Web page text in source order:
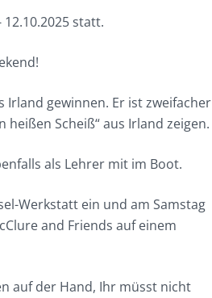
statt.
Irland gewinnen. Er ist zweifacher
Scheiß“ aus Irland zeigen.
als Lehrer mit im Boot.
Werkstatt ein und am Samstag
and Friends auf einem
auf der Hand, Ihr müsst nicht